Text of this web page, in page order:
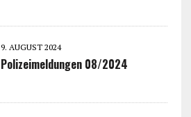
9. AUGUST 2024
Polizeimeldungen 08/2024